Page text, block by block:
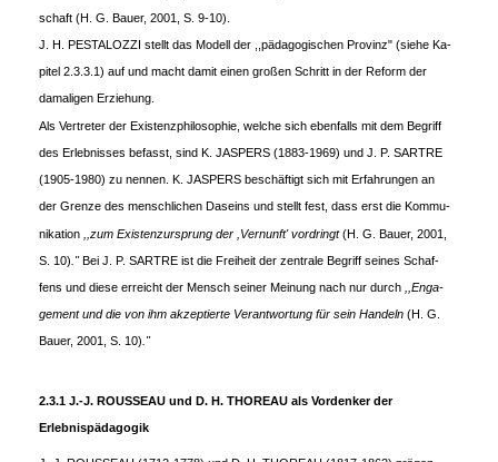
schaft (H. G. Bauer, 2001, S. 9-10).
J. H. PESTALOZZI stellt das Modell der ,,pädagogischen Provinz" (siehe Ka-
pitel 2.3.3.1) auf und macht damit einen großen Schritt in der Reform der
damaligen Erziehung.
Als Vertreter der Existenzphilosophie, welche sich ebenfalls mit dem Begriff
des Erlebnisses befasst, sind K. JASPERS (1883-1969) und J. P. SARTRE
(1905-1980) zu nennen. K. JASPERS beschäftigt sich mit Erfahrungen an
der Grenze des menschlichen Daseins und stellt fest, dass erst die Kommu-
nikation ,,zum Existenzursprung der ,Vernunft' vordringt(H. G. Bauer, 2001,
S. 10) ."Bei J. P. SARTRE ist die Freiheit der zentrale Begriff seines Schaf-
fens und diese erreicht der Mensch seiner Meinung nach nur durch ,,Enga-
gement und die von ihm akzeptierte Verantwortung für sein Handeln(H. G.
Bauer, 2001, S. 10) ."
2.3.1 J.-J. ROUSSEAU und D. H. THOREAU als Vordenker der
Erlebnispädagogik